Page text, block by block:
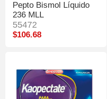
Pepto Bismol Líquido
236 MLL
55472
$106.68